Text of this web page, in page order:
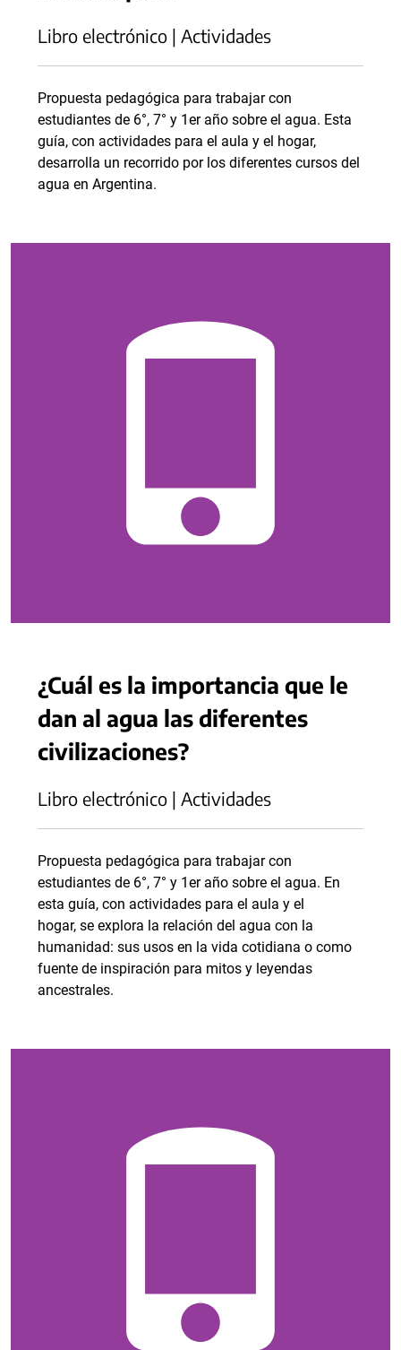
Libro electrónico | Actividades
Propuesta pedagógica para trabajar con
estudiantes de 6°, 7° y 1er año sobre el agua. Esta
guía, con actividades para el aula y el hogar,
desarrolla un recorrido por los diferentes cursos del
agua en Argentina.
¿Cuál es la importancia que le
dan al agua las diferentes
civilizaciones?
Libro electrónico | Actividades
Propuesta pedagógica para trabajar con
estudiantes de 6°, 7° y 1er año sobre el agua. En
esta guía, con actividades para el aula y el
hogar, se explora la relación del agua con la
humanidad: sus usos en la vida cotidiana o como
fuente de inspiración para mitos y leyendas
ancestrales.